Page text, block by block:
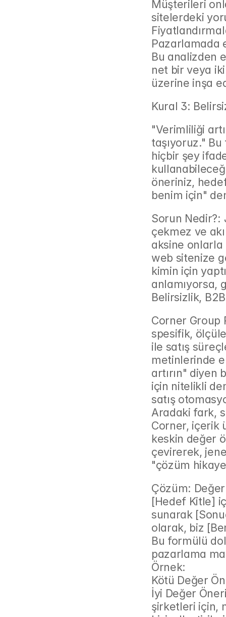
Müşterileri
sitelerdeki
Pazarlamada
Bu analizden
net bir veya
üzerine inşa
Kural 3:
"Verimliliği
taşıyoruz."
hiçbir şey
öneriniz,
benim için"
Sorun
çekmez ve
aksine onlarla
web sitenize
kimin için
anlamıyorsa,
Belirsizlik,
Corner Group
spesifik,
ile satış
metinlerinde
artırın" diyen
için nitelikli
satış
Aradaki fark,
Corner, içerik
keskin değer
çevirerek,
"çözüm
Çözüm:
[Hedef Kitle]
sunarak
olarak, biz
Bu formülü
pazarlama
Örnek:
Kötü Değer
İyi Değer
şirketleri için,